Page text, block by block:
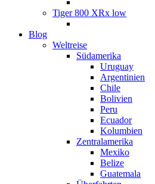
Tiger 800 XRx low
Blog
Weltreise
Südamerika
Uruguay
Argentinien
Chile
Bolivien
Peru
Ecuador
Kolumbien
Zentralamerika
Mexiko
Belize
Guatemala